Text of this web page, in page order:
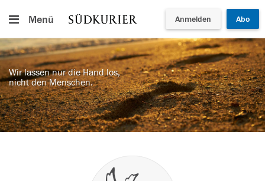
Menü Anmelden Abo
Wir lassen nur die Hand los,
nicht den Menschen.